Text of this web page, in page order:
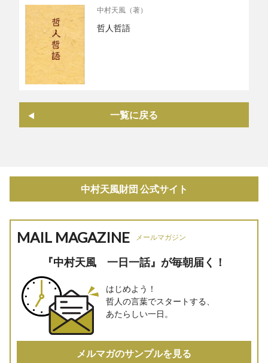
中村天風（著）
哲人哲語
一覧に戻る
中村天風財団 公式サイト
MAIL MAGAZINE メールマガジン
『中村天風 一日一話』が毎朝届く！
はじめよう！
哲人の言葉でスタートする、
あたらしい一日。
メルマガのサンプルを見る